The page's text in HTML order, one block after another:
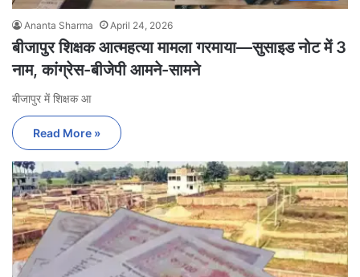
Ananta Sharma April 24, 2026
बीजापुर शिक्षक आत्महत्या मामला गरमाया—सुसाइड नोट में 3
नाम, कांग्रेस-बीजेपी आमने-सामने
बीजापुर में शिक्षक आ
Read More »